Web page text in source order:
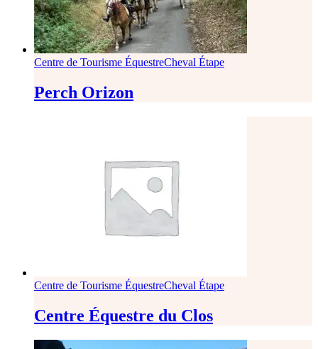
Centre de Tourisme ÉquestreCheval Étape
Perch Orizon
Centre de Tourisme ÉquestreCheval Étape
Centre Équestre du Clos